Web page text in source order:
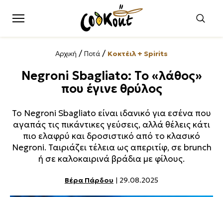
Αρχική / Ποτά / Κοκτέιλ + Spirits
Negroni Sbagliato: Το «λάθος»
που έγινε θρύλος
Το Negroni Sbagliato είναι ιδανικό για εσένα που
αγαπάς τις πικάντικες γεύσεις, αλλά θέλεις κάτι
πιο ελαφρύ και δροσιστικό από το κλασικό
Negroni. Ταιριάζει τέλεια ως απεριτίφ, σε brunch
ή σε καλοκαιρινά βράδια με φίλους.
Βέρα Πάρδου | 29.08.2025